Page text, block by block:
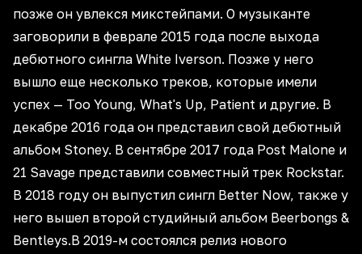
позже он увлекся микстейпами. О музыканте
заговорили в феврале 2015 года после выхода
дебютного сингла White Iverson. Позже у него
вышло еще несколько треков, которые имели
успех — Too Young, What's Up, Patient и другие. В
декабре 2016 года он представил свой дебютный
альбом Stoney. В сентябре 2017 года Post Malone и
21 Savage представили совместный трек Rockstar.
В 2018 году он выпустил сингл Better Now, также у
него вышел второй студийный альбом Beerbongs &
Bentleys.В 2019-м состоялся релиз нового